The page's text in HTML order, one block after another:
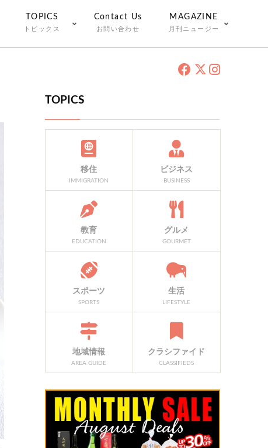
TOPICS
トピックス
Contact Us
お問い合わせ
MAGAZINE
月刊ニュージー
TOPICS
移住
IMMIGRATION
ビジネス
BUSINESS
教育
EDUCATION
グルメ
GOURMET
スポーツ
SPORTS
生活
LIFESTYLE
地域情報
AREA GUIDE
クラシファイド
CLASSIFIEDS